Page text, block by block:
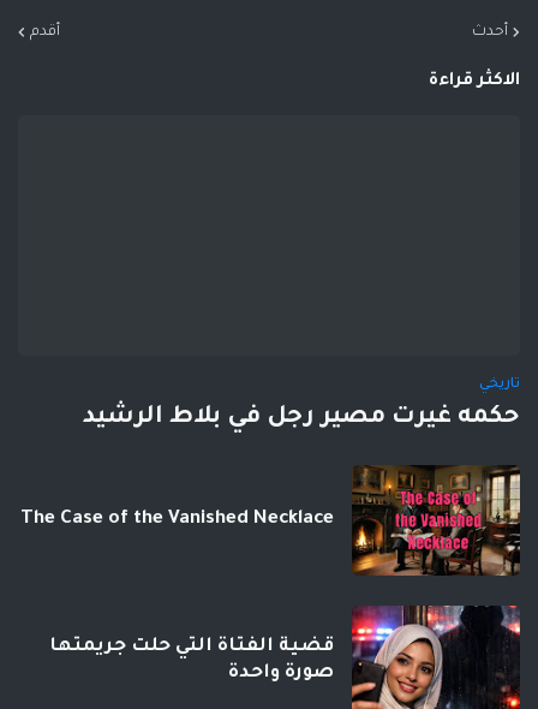
أحدث أقدم
الاكثر قراءة
تاريخي
حكمه غيرت مصير رجل في بلاط الرشيد
The Case of the Vanished Necklace
قضية الفتاة التي حلت جريمتها
صورة واحدة